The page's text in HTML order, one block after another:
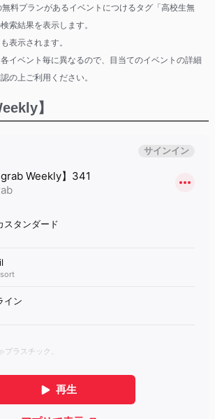
料プランがあるイベントにつけるタグ「高校生無
索結果を表示します。
表示されます。
イベント毎に異なるので、目当てのイベントの詳細
の上ご利用ください。
】